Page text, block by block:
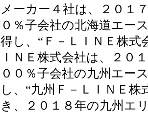
メーカー４社は、２０１
０％子会社の北海道エー
得し、“Ｆ－ＬＩＮＥ株式
ＩＮＥ株式会社は、２０
００％子会社の九州エー
し、“九州Ｆ－ＬＩＮＥ
き、２０１８年の九州エ